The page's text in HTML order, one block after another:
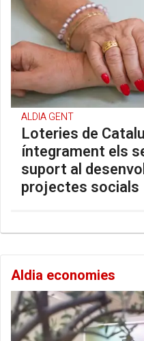
ALDIA GENT
Loteries de
íntegrament els
suport al
projectes socials
Aldia economies